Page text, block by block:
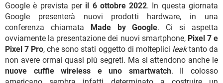
Google è prevista per il 6 ottobre 2022. In questa giornata
Google presenterà nuovi prodotti hardware, in una
conferenza chiamata Made by Google. Ci si aspetta
ovviamente la presentazione dei nuovi smartphone, Pixel 7 e
Pixel 7 Pro, che sono stati oggetto di molteplici leaktanto da
non avere ormai quasi più segreti. Ma si attendono anche le
nuove cuffie wireless e uno smartwatch. Il colosso